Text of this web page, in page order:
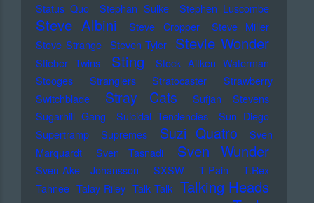
Status Quo
Stephan Sulke Stephen Luscombe
Steve Albini Steve Cropper
Steve Miller
Steve Strange Steven Tyler Stevie Wonder
Stieber Twins Sting
Stock Aitken Waterman
Stooges
Stranglers Stratocaster
Strawberry
Switchblade
Stray Cats
Sufjan Stevens
Sugarhill Gang
Suicidal Tendencies
Sun Diego
Supertramp
Supremes Suzi Quatro
Sven
Marquardt
Sven Tasnadi Sven Wunder
Sven-Ake Johansson SXSW T-Pain
T.Rex
Tahnee Talay Riley Talk Talk Talking Heads